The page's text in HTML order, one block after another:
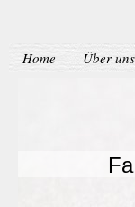
Home Über uns